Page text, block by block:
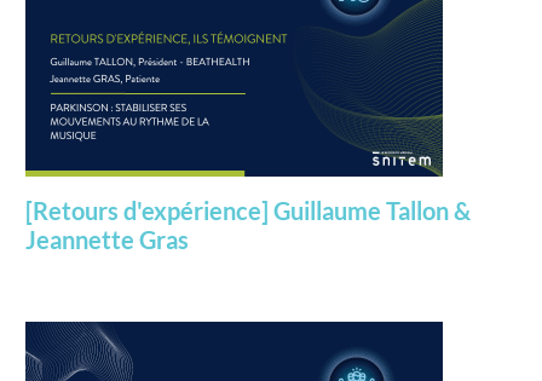
[Retours d'expérience] Guillaume Tallon &
Jeannette Gras